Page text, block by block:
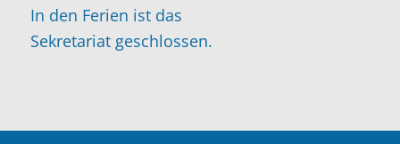
In den Ferien ist das
Sekretariat geschlossen.